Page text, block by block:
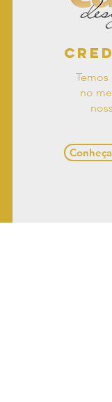
Temos
no